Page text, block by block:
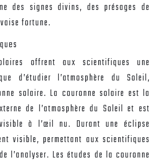
des signes divins, des présages de
fortune.
offrent aux scientifiques une
d’étudier l’atmosphère du Soleil,
solaire. La couronne solaire est la
de l’atmosphère du Soleil et est
à l’œil nu. Durant une éclipse
visible, permettant aux scientifiques
l’analyser. Les études de la couronne